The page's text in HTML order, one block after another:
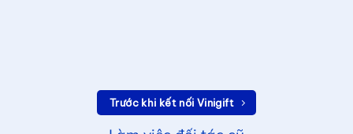
Trước khi kết nối Vinigift